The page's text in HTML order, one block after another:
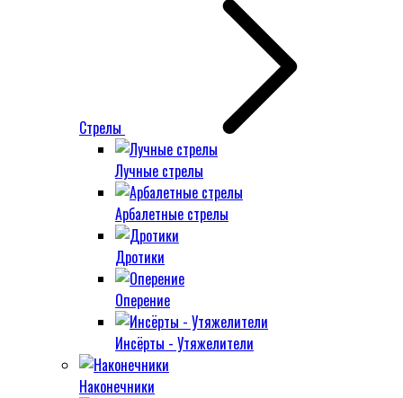
Стрелы
Лучные стрелы
Арбалетные стрелы
Дротики
Оперение
Инсёрты - Утяжелители
Наконечники